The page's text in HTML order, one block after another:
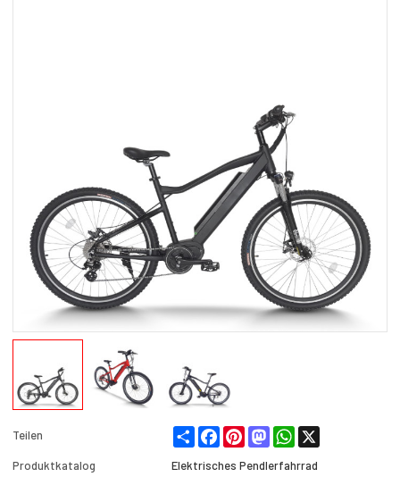
Teilen Share FacebookPinterestMastodonWhatsApp
Produktkatalog
Elektrisches Pendlerfahrrad